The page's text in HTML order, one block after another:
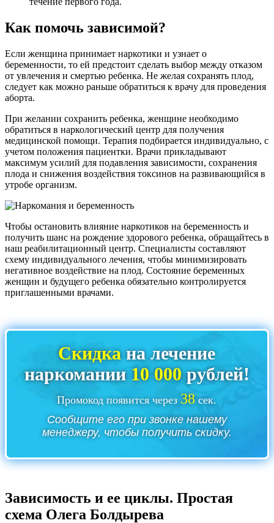
Как помочь зависимой?
Если женщина принимает наркотики и узнает о
беременности, то ей предстоит сделать выбор между отказом
от увлечения и смертью ребенка. Не желая сохранять плод,
следует как можно раньше обратиться к врачу для проведения
аборта.
При желании сохранить ребенка, женщине необходимо
обратиться в наркологический центр для получения
медицинской помощи. Терапия подбирается индивидуально, с
учетом положения пациентки. Врачи прикладывают
максимум усилий для подавления зависимости, сохранения
плода и снижения воздействия токсинов на развивающийся в
утробе организм.
Чтобы остановить влияние наркотиков на беременность и
получить шанс на рождение здорового ребенка, обращайтесь в
наш реабилитационный центр. Специалисты составляют
схему индивидуального лечения, чтобы минимизировать
негативное воздействие на плод. Состояние беременных
женщин и будущего ребенка обязательно контролируется
приглашенными врачами.
Скидкана лечение
наркомании 10 000рублей!
Промокод появится через 37сек.
Сообщите его при звонке нашему
менеджеру, чтобы получить скидку.
Зависимость и ее циклы. Простая
схема Олега Болдырева